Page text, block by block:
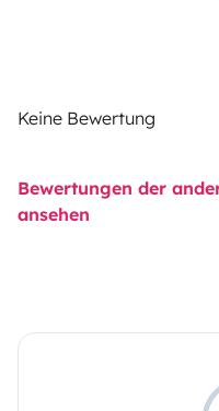
Keine Bewertung
Bewertungen der
ansehen